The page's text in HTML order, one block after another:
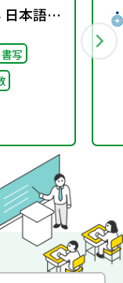
本語分
書写